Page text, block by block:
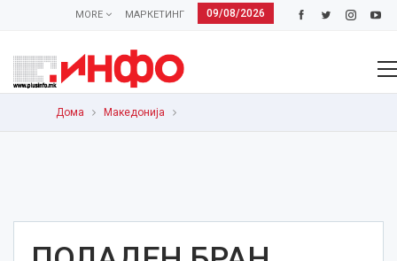
09/08/2026
МАРКЕТИНГ
MORE
Дома Македонија